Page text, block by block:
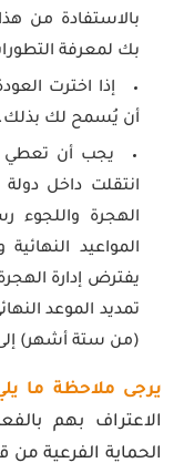
بالاستفادة من
بك لمعرفة
إذا اخترت
أن يُسمح لك بذلك.
يجب أن تعطي
انتقلت داخل
الهجرة واللجوء
المواعيد
يفترض إدارة
تمديد الموعد
(من ستة أشهر) إلى 18
يرجى ملاحظة ما
الاعتراف بهم
الحماية الفرعية